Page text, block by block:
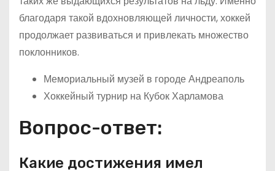
благодаря такой вдохновляющей личности, хоккей
продолжает развиваться и привлекать множество
поклонников.
Мемориальный музей в городе Андреаполь
Хоккейный турнир на Кубок Харламова
Вопрос-ответ:
Какие достижения имел